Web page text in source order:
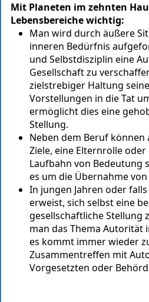
Mit Planeten im zehnten
Lebensbereiche wichtig:
Man wird durch äußere
inneren Bedürfnis
und Selbstdisziplin eine
Gesellschaft zu
zielstrebiger Haltung
Vorstellungen in die Tat
ermöglicht dies eine
Stellung.
Neben dem Beruf
Ziele, eine Elternrolle
Laufbahn von Bedeutung
es um die Übernahme
In jungen Jahren oder
erweist, sich selbst eine
gesellschaftliche Stellung
man das Thema Autorität
es kommt immer wieder
Zusammentreffen mit
Vorgesetzten oder